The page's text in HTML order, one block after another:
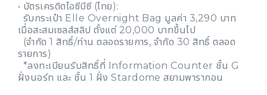
• บัตรเครดิตไอซีบีซี (ไทย):
รับกระเป๋า Elle Overnight Bag มูลค่า 3,290 บาท
เมื่อสะสมเซลส์สลิป ตั้งแต่ 20,000 บาทขึ้นไป
(จำกัด 1 สิทธิ์/ท่าน ตลอดรายการ, จำกัด 30 สิทธิ์ ตลอด
รายการ)
*ลงทะเบียนรับสิทธิ์ที่ Information Counter ชั้น G
ฝั่งนอร์ท และ ชั้น 1 ฝั่ง Stardome สยามพารากอน